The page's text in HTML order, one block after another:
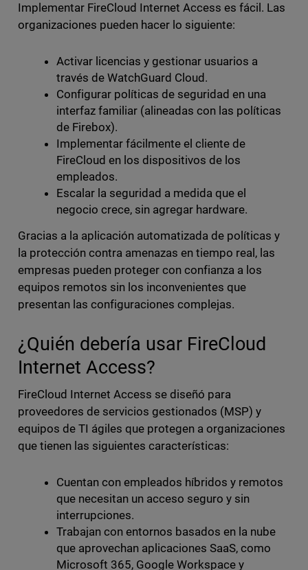
Implementar FireCloud Internet Access es fácil. Las
organizaciones pueden hacer lo siguiente:
Activar licencias y gestionar usuarios a
través de WatchGuard Cloud.
Configurar políticas de seguridad en una
interfaz familiar (alineadas con las políticas
de Firebox).
Implementar fácilmente el cliente de
FireCloud en los dispositivos de los
empleados.
Escalar la seguridad a medida que el
negocio crece, sin agregar hardware.
Gracias a la aplicación automatizada de políticas y
la protección contra amenazas en tiempo real, las
empresas pueden proteger con confianza a los
equipos remotos sin los inconvenientes que
presentan las configuraciones complejas.
¿Quién debería usar FireCloud
Internet Access?
FireCloud Internet Access se diseñó para
proveedores de servicios gestionados (MSP) y
equipos de TI ágiles que protegen a organizaciones
que tienen las siguientes características:
Cuentan con empleados híbridos y remotos
que necesitan un acceso seguro y sin
interrupciones.
Trabajan con entornos basados en la nube
que aprovechan aplicaciones SaaS, como
Microsoft 365, Google Workspace y